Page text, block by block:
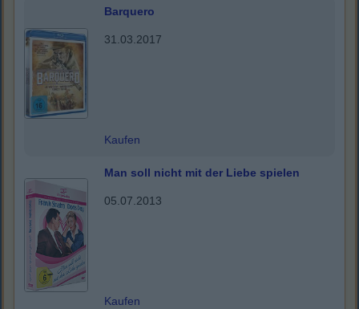
Barquero
31.03.2017
Kaufen
Man soll nicht mit der Liebe spielen
05.07.2013
Kaufen